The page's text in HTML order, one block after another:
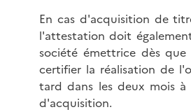
En cas d'acquisition de
l'attestation doit
société émettrice dès
certifier la réalisation de
tard dans les deux mois
d'acquisition.